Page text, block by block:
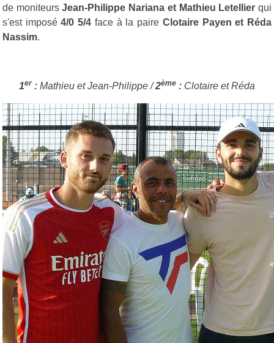
de moniteursJean-Philippe Nariana et Mathieu Letellier qui
s'est imposé4/0 5/4 face à la paire Clotaire Payen et Réda
Nassim.
1er : Mathieu et Jean-Philippe /2ème : Clotaire et Réda